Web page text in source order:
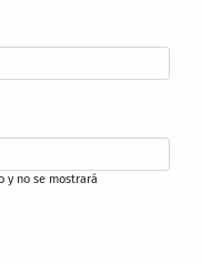
y no se mostrará